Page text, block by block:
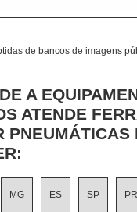
de bancos de imagens
A
ATENDE
PNEUMÁTICAS
MG ES SP PR